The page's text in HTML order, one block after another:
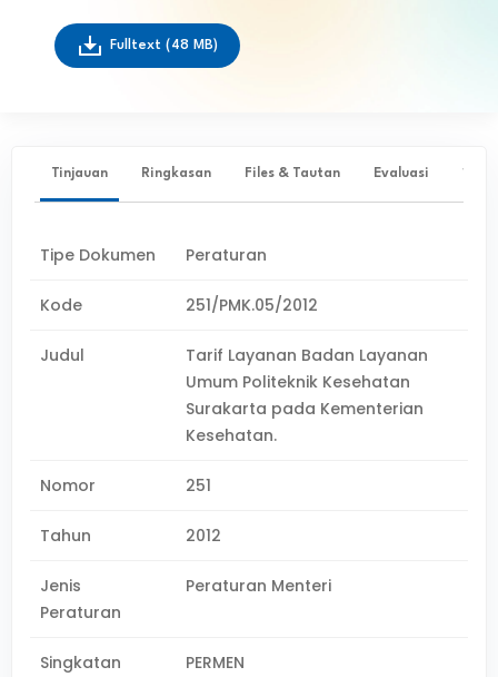
Fulltext (48 MB)
Tinjauan Ringkasan Files & Tautan Evaluasi ✨
Tipe Dokumen Peraturan
Kode 251/PMK.05/2012
Judul
Tarif Layanan Badan Layanan
Umum Politeknik Kesehatan
Surakarta pada Kementerian
Kesehatan.
Nomor 251
Tahun 2012
Jenis
Peraturan
Peraturan Menteri
Singkatan
PERMEN